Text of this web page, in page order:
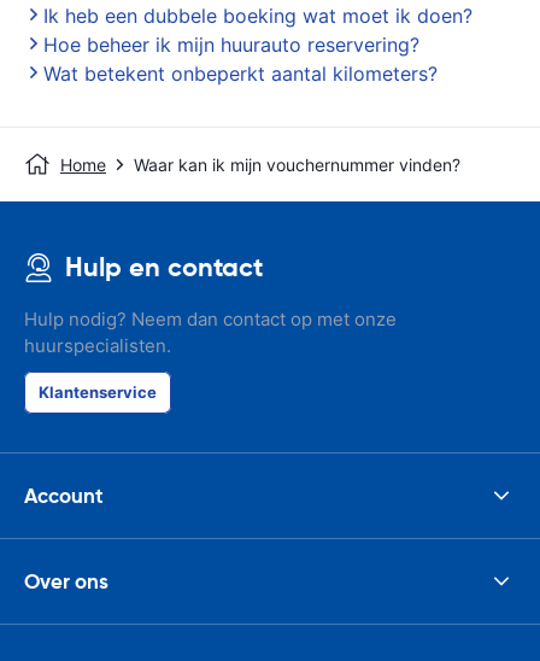
Ik heb een dubbele boeking wat moet ik doen?
Hoe beheer ik mijn huurauto reservering?
Wat betekent onbeperkt aantal kilometers?
Home Waar kan ik mijn vouchernummer vinden?
Hulp en contact
Hulp nodig? Neem dan contact op met onze
huurspecialisten.
Klantenservice
Account
Over ons